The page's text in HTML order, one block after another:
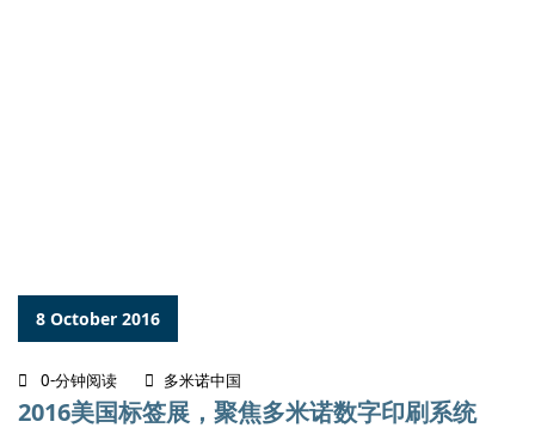
8 October 2016
0-分钟阅读 多米诺中国
2016美国标签展，聚焦多米诺数字印刷系统